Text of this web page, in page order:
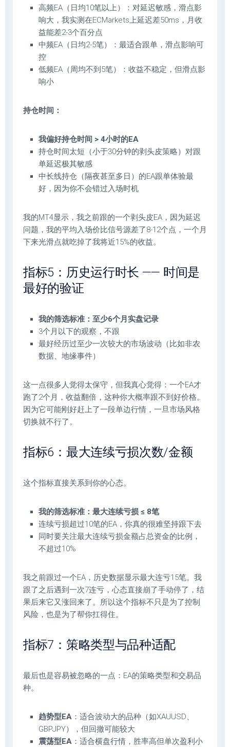
高频EA（日均10笔以上）：对延迟敏感，滑点影
响大，我实测在ECMarkets上延迟差50ms，月收
益能差2-3个百分点
中频EA（日均2-5笔）：最适合跟单，滑点影响可
控
低频EA（周均不到5笔）：收益不稳定，但滑点影
响小
持仓时间：
我偏好持仓时间 > 4小时的EA
持仓时间太短（小于30分钟的剥头皮策略）对跟
单延迟极其敏感
中长线持仓（隔夜甚至多日）的EA跟单体验最
好，因为你不会错过入场时机
我的MT4显示，我之前跟的一个剥头皮EA，因为延迟
问题，我的平均入场价比信号源差了8-12个点，一个月
下来光滑点就吃掉了我将近15%的收益。
指标5：历史运行时长 —— 时间是
最好的验证
我的筛选标准：至少6个月实盘记录
3个月以下的观察，不跟
最好经历过至少一次较大的市场波动（比如非农
数据、地缘事件）
这一点很多人觉得太保守，但我真心觉得：一个EA才
跑了2个月，收益翻倍，这种你大概率跟不到好价格。
因为它可能刚好赶上了一段单边行情，一旦市场风格
切换就不行了。
指标6：最大连续亏损次数/金额
这个指标直接关系到你的心态。
我的筛选标准：最大连续亏损 ≤ 8笔
连续亏损超过10笔的EA，你真的很难坚持跟下去
同时要关注最大连续亏损金额占总资金的比例，
不超过10%
我之前跟过一个EA，历史数据显示最大连亏15笔。我
跟了之后遇到一次7连亏，心态直接崩了手动停了，结
果后来它又涨回来了。所以这个指标不只是为了控制
风险，也是为了帮你扛得住。
指标7：策略类型与品种适配
最后也是容易被忽略的一点：EA的策略类型和交易品
种。
趋势型EA ：适合波动大的品种（如XAUUSD、
GBPJPY），但回撤可能较大
震荡型EA ：适合横盘行情，胜率高但单次盈利小